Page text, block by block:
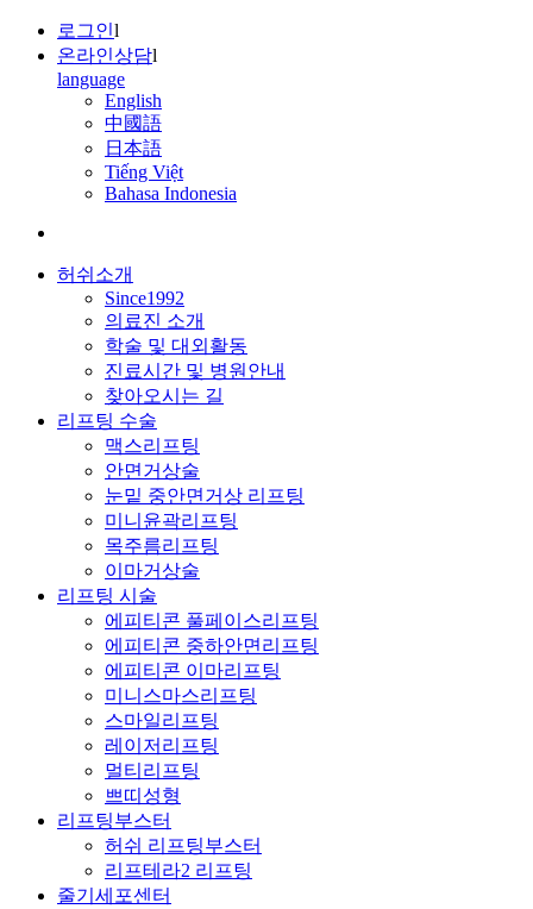
로그인l
온라인상담l
language
English
中國語
日本語
Tiếng Việt
Bahasa Indonesia
허쉬소개
Since1992
의료진 소개
학술 및 대외활동
진료시간 및 병원안내
찾아오시는 길
리프팅 수술
맥스리프팅
안면거상술
눈밑 중안면거상 리프팅
미니윤곽리프팅
목주름리프팅
이마거상술
리프팅 시술
에피티콘 풀페이스리프팅
에피티콘 중하안면리프팅
에피티콘 이마리프팅
미니스마스리프팅
스마일리프팅
레이저리프팅
멀티리프팅
쁘띠성형
리프팅부스터
허쉬 리프팅부스터
리프테라2 리프팅
줄기세포센터